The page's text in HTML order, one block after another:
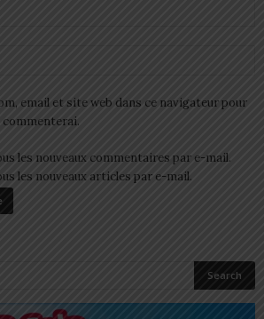
email et site web dans ce navigateur pour
commenterai.
les nouveaux commentaires par e-mail.
les nouveaux articles par e-mail.